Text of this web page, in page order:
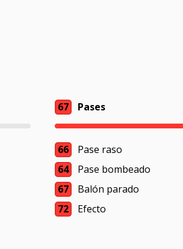
67 Pases
66
Pase raso
64
Pase bombeado
67
Balón parado
72
Efecto